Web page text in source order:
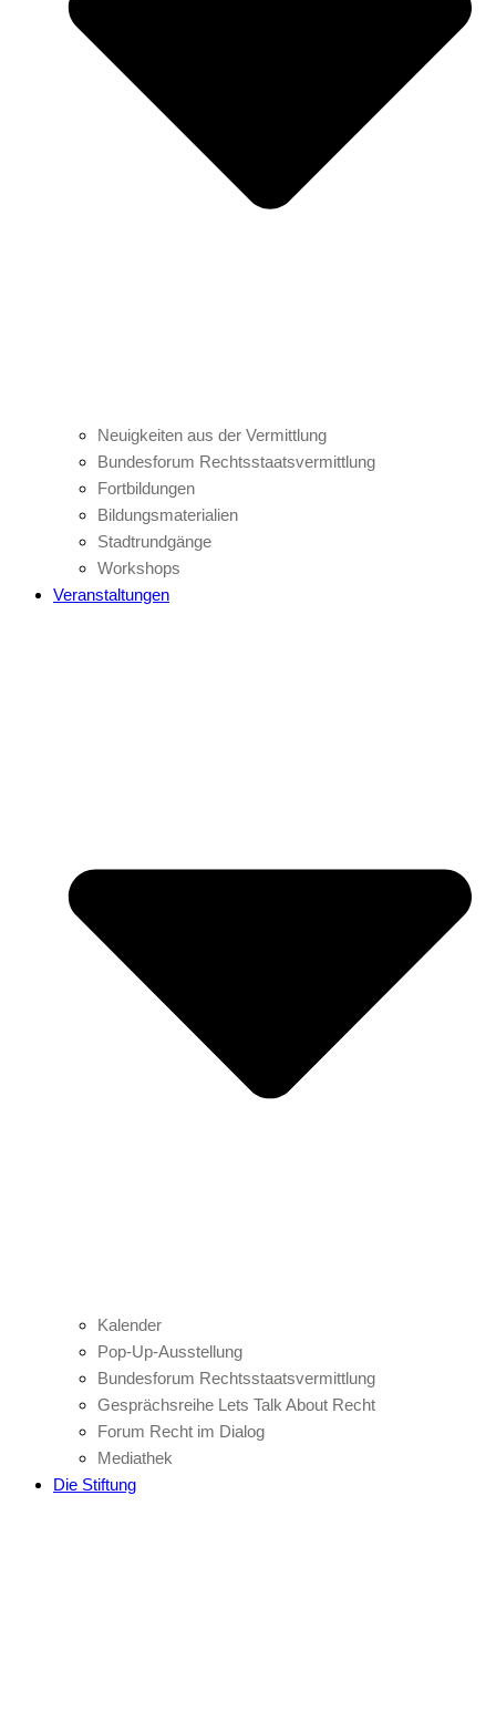
Neuigkeiten aus der Vermittlung
Bundesforum Rechtsstaatsvermittlung
Fortbildungen
Bildungsmaterialien
Stadtrundgänge
Workshops
Veranstaltungen
Kalender
Pop-Up-Ausstellung
Bundesforum Rechtsstaatsvermittlung
Gesprächsreihe Lets Talk About Recht
Forum Recht im Dialog
Mediathek
Die Stiftung